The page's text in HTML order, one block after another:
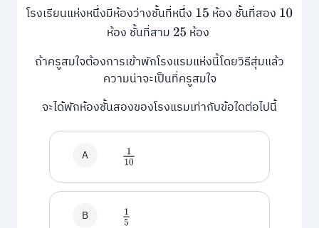
โรงเรียนแห่งหนึ่งมีห้องว่างชั้นที่หนึ่ง 15 ห้อง ชั้นที่สอง 10
ห้อง ชั้นที่สาม 25 ห้อง
ถ้าครูสมใจต้องการเข้าพักโรงแรมแห่งนี้โดยวิธีสุ่มแล้ว
ความน่าจะเป็นที่ครูสมใจ
จะได้พักห้องชั้นสองของโรงแรมเท่ากับข้อใดต่อไปนี้
A 110
B 15